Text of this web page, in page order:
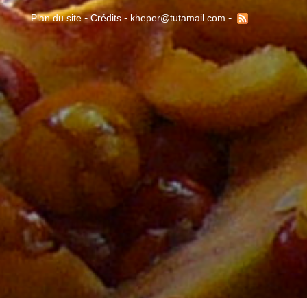
Plan du site-Crédits - kheper@tutamail.com -